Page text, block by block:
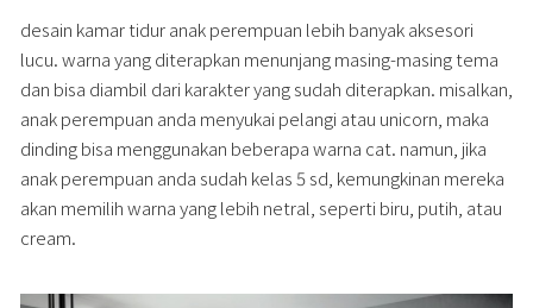
desain kamar tidur anak perempuan lebih banyak aksesori
lucu. warna yang diterapkan menunjang masing-masing tema
dan bisa diambil dari karakter yang sudah diterapkan. misalkan,
anak perempuan anda menyukai pelangi atau unicorn, maka
dinding bisa menggunakan beberapa warna cat. namun, jika
anak perempuan anda sudah kelas 5 sd, kemungkinan mereka
akan memilih warna yang lebih netral, seperti biru, putih, atau
cream.